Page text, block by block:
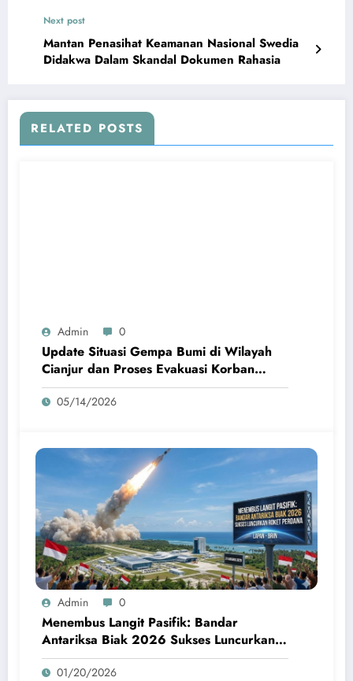
Next post
Mantan Penasihat Keamanan Nasional Swedia
Didakwa Dalam Skandal Dokumen Rahasia
RELATED POSTS
Admin 0
Update Situasi Gempa Bumi di Wilayah
Cianjur dan Proses Evakuasi Korban
Terdampak
05/14/2026
Admin 0
Menembus Langit Pasifik: Bandar
Antariksa Biak 2026 Sukses Luncurkan
Roket Perdana
01/20/2026